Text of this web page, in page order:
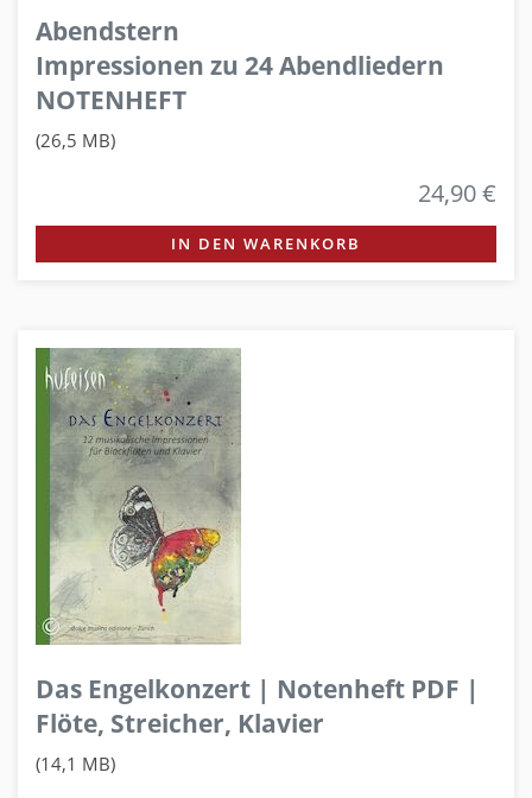
Abendstern
Impressionen zu 24 Abendliedern
NOTENHEFT
(26,5 MB)
24,90 €
IN DEN WARENKORB
Das Engelkonzert | Notenheft PDF |
Flöte, Streicher, Klavier
(14,1 MB)